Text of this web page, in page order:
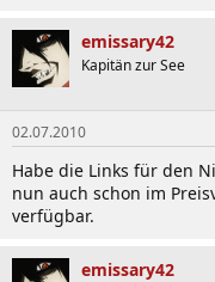
emissary42
Kapitän zur See
02.07.2010
Habe die Links für den
nun auch schon im
verfügbar.
emissary42